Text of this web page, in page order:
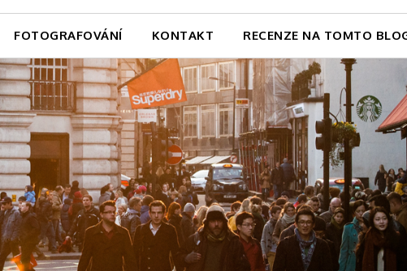
FOTOGRAFOVÁNÍ KONTAKT RECENZE NA TOMTO